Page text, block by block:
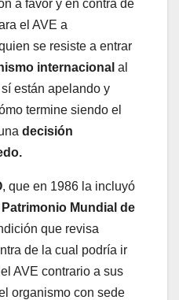
a favor y en contra de
el AVE a
se resiste a entrar
internacional al
están apelando y
termine siendo el
decisión
, que en 1986 la incluyó
Patrimonio Mundial de
que revisa
de la cual podría ir
AVE contrario a sus
organismo con sede